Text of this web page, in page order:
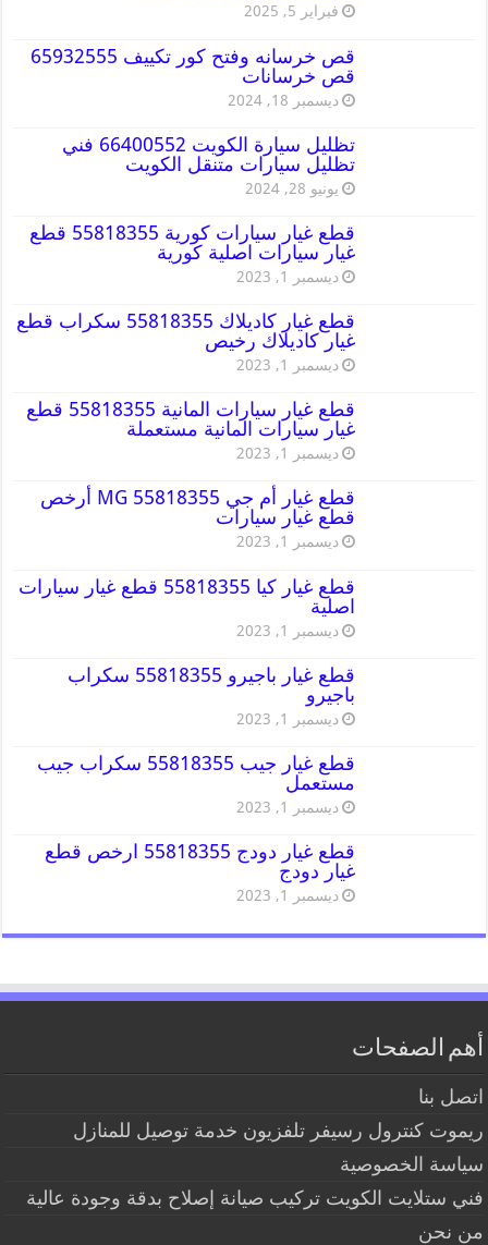
فبراير 5, 2025
قص خرسانه وفتح كور تكييف 65932555
قص خرسانات
ديسمبر 18, 2024
تظليل سيارة الكويت 66400552 فني
تظليل سيارات متنقل الكويت
يونيو 28, 2024
قطع غيار سيارات كورية 55818355 قطع
غيار سيارات اصلية كورية
ديسمبر 1, 2023
قطع غيار كاديلاك 55818355 سكراب قطع
غيار كاديلاك رخيص
ديسمبر 1, 2023
قطع غيار سيارات المانية 55818355 قطع
غيار سيارات المانية مستعملة
ديسمبر 1, 2023
قطع غيار أم جي MG 55818355 أرخص
قطع غيار سيارات
ديسمبر 1, 2023
قطع غيار كيا 55818355 قطع غيار سيارات
اصلية
ديسمبر 1, 2023
قطع غيار باجيرو 55818355 سكراب
باجيرو
ديسمبر 1, 2023
قطع غيار جيب 55818355 سكراب جيب
مستعمل
ديسمبر 1, 2023
قطع غيار دودج 55818355 ارخص قطع
غيار دودج
ديسمبر 1, 2023
أهم الصفحات
اتصل بنا
ريموت كنترول رسيفر تلفزيون خدمة توصيل للمنازل
سياسة الخصوصية
فني ستلايت الكويت تركيب صيانة إصلاح بدقة وجودة عالية
من نحن